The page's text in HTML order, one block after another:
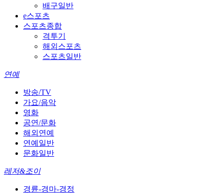
배구일반
e스포츠
스포츠종합
격투기
해외스포츠
스포츠일반
연예
방송/TV
가요/음악
영화
공연/문화
해외연예
연예일반
문화일반
레저&조이
경륜-경마-경정